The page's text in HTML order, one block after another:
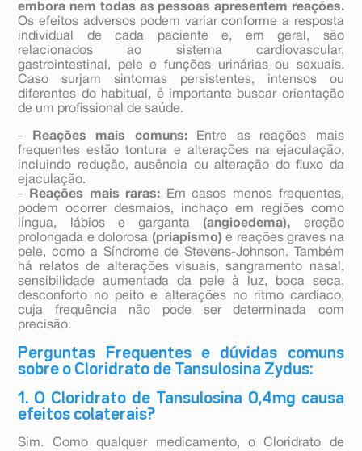
embora nem todas as pessoas apresentem reações.
Os efeitos adversos podem variar conforme a resposta
individual de cada paciente e, em geral, são
relacionados ao sistema cardiovascular,
gastrointestinal, pele e funções urinárias ou sexuais.
Caso surjam sintomas persistentes, intensos ou
diferentes do habitual, é importante buscar orientação
de um profissional de saúde.
- Reações mais comuns:Entre as reações mais
frequentes estão tontura e alterações na ejaculação,
incluindo redução, ausência ou alteração do fluxo da
ejaculação.
-
Reações mais raras: Em casos menos frequentes,
podem ocorrer desmaios, inchaço em regiões como
língua, lábios e garganta (angioedema), ereção
prolongada e dolorosa (priapismo) e reações graves na
pele, como a Síndrome de Stevens-Johnson. Também
há relatos de alterações visuais, sangramento nasal,
sensibilidade aumentada da pele à luz, boca seca,
desconforto no peito e alterações no ritmo cardíaco,
cuja frequência não pode ser determinada com
precisão.
Perguntas Frequentes e dúvidas comuns
sobre o Cloridrato de Tansulosina Zydus:
1. O Cloridrato de Tansulosina 0,4mg causa
efeitos colaterais?
Sim. Como qualquer medicamento, o Cloridrato de